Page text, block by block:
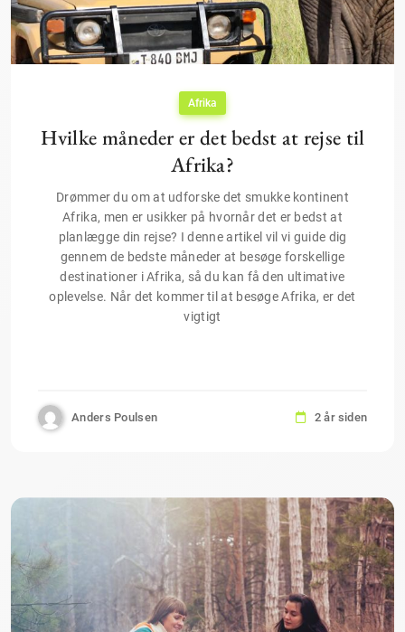
Afrika
Hvilke måneder er det bedst at rejse til
Afrika?
Drømmer du om at udforske det smukke kontinent
Afrika, men er usikker på hvornår det er bedst at
planlægge din rejse? I denne artikel vil vi guide dig
gennem de bedste måneder at besøge forskellige
destinationer i Afrika, så du kan få den ultimative
oplevelse. Når det kommer til at besøge Afrika, er det
vigtigt
Anders Poulsen 2 år siden